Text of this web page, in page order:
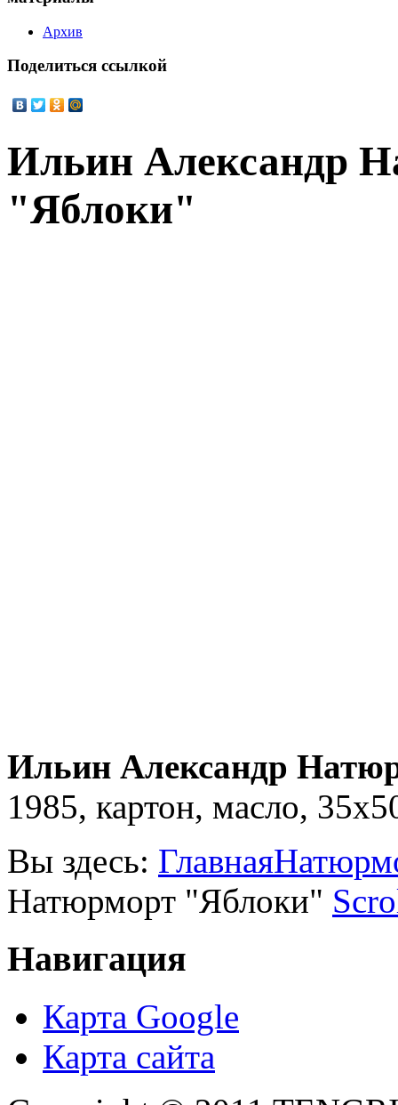
Архив
Поделиться ссылкой
Ильин Александр
"Яблоки"
Ильин Александр
1985, картон, масло,
Вы здесь: Главная
Натюрморт "Яблоки"
Навигация
Карта Google
Карта сайта